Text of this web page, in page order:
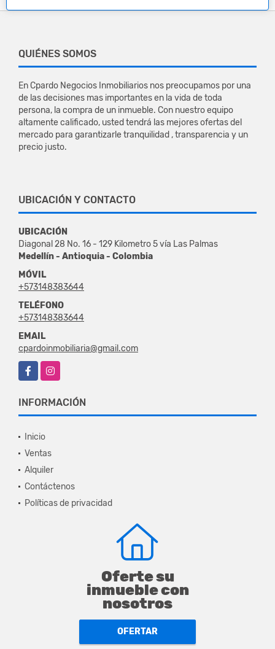
QUIÉNES SOMOS
En Cpardo Negocios Inmobiliarios nos preocupamos por una
de las decisiones mas importantes en la vida de toda
persona, la compra de un inmueble. Con nuestro equipo
altamente calificado, usted tendrá las mejores ofertas del
mercado para garantizarle tranquilidad , transparencia y un
precio justo.
UBICACIÓN Y CONTACTO
UBICACIÓN
Diagonal 28 No. 16 - 129 Kilometro 5 vía Las Palmas
Medellín - Antioquia - Colombia
MÓVIL
+573148383644
TELÉFONO
+573148383644
EMAIL
cpardoinmobiliaria@gmail.com
FacebookInstagram
INFORMACIÓN
Inicio
Ventas
Alquiler
Contáctenos
Políticas de privacidad
Oferte su
inmueble con
nosotros
OFERTAR